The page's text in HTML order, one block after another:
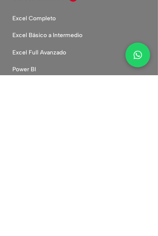
Excel Completo
Excel Básico a Intermedio
Excel Full Avanzado
Power BI